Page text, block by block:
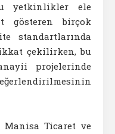
yetkinlikler ele
gösteren birçok
standartlarında
çekilirken, bu
projelerinde
Manisa Ticaret ve